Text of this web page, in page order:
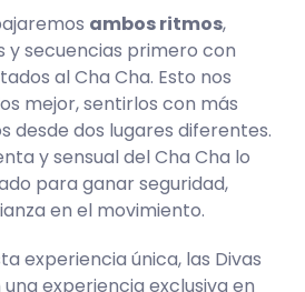
ambos ritmos,
y secuencias primero con
al Cha Cha. Esto nos
mejor, sentirlos con más
desde dos lugares diferentes.
y sensual del Cha Cha lo
para ganar seguridad,
en el movimiento.
experiencia única, las Divas
experiencia exclusiva en